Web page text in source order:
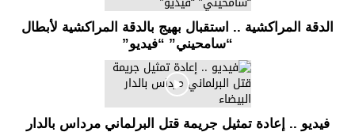
الدقة المراكشية .. استقبال بهيج بالدقة المراكشية لأبطال
“سامحيني” “فيديو”
فيديو .. إعادة تمثيل جريمة قتل البرلماني مرداس بالدار